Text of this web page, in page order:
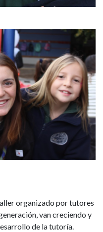
organizado por tutores
van creciendo y
de la tutoría.